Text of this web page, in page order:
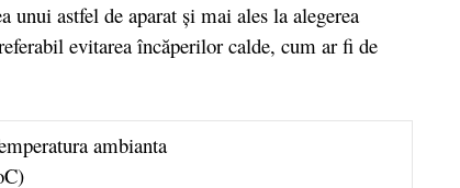
astfel de aparat şi mai ales la alegerea
evitarea încăperilor calde, cum ar fi de
ambianta